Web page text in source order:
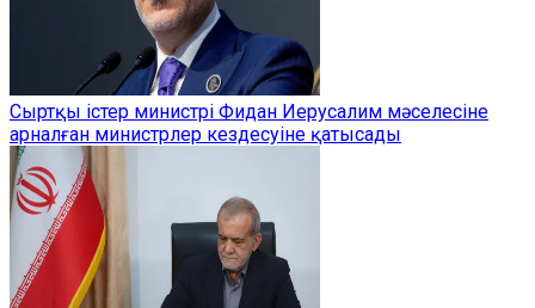
Сыртқы істер министрі Фидан Иерусалим мәселесіне
арналған министрлер кездесуіне қатысады